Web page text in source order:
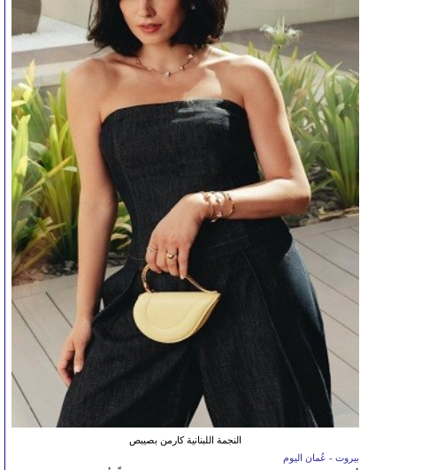
النجمة اللبنانية كارمن بصيبص
بيروت - عُمان اليوم